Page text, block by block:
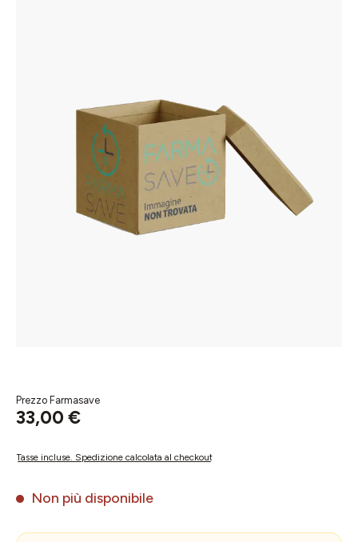
Prezzo Farmasave
33,00 €
Tasse incluse. Spedizione calcolata al checkout
Non più disponibile